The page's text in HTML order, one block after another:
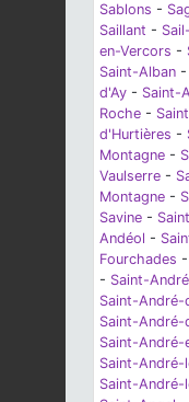
Sablons -
Saillant -
en-Vercors -
Saint-Alban -
d'Ay - Saint-
Roche -
d'Hurtières -
Montagne -
Vaulserre -
Montagne -
Savine -
Andéol -
Fourchades -
- Saint-
Saint-André-
Saint-
Saint-André-
Saint-André-
Saint-André-